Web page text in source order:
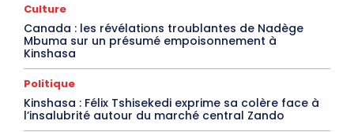
Culture
Canada : les révélations troublantes de Nadège
Mbuma sur un présumé empoisonnement à
Kinshasa
Politique
Kinshasa : Félix Tshisekedi exprime sa colère face à
l’insalubrité autour du marché central Zando